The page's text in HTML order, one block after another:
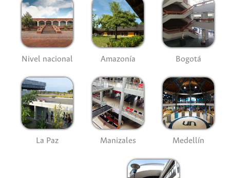
Nivel nacional Amazonía Bogotá
La Paz Manizales Medellín